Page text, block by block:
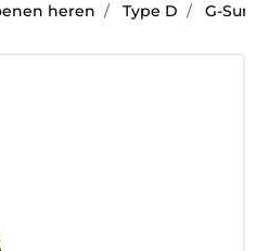
heren Type D G-